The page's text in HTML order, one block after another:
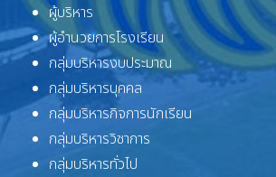
ผู้บริหาร
ผู้อำนวยการโรงเรียน
กลุ่มบริหารงบประมาณ
กลุ่มบริหารบุคคล
กลุ่มบริหารกิจการนักเรียน
กลุ่มบริหารวิชาการ
กลุ่มบริหารทั่วไป